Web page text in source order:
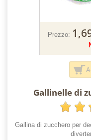
Prezzo:
Gallinelle di
Gallina di zucchero per